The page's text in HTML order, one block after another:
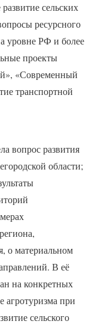
сельских
ресурсного
уровне РФ и более
проекты
«Современный
транспортной
вопрос развития
области;
о материальном
В её
на конкретных
агротуризма при
сельского